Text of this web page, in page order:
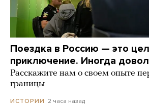
Поездка в Россию — это
приключение. Иногда
Расскажите нам о своем опыте
границы
ИСТОРИИ 2 часа назад